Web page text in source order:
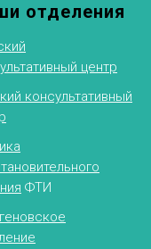
отделения
центр
консультативный
ФТИ